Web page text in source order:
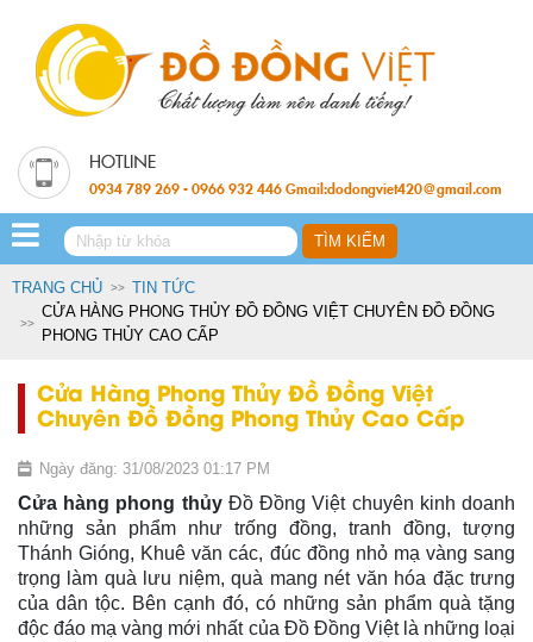
0934 789 269 - 0966 932 446 Gmail:dodongviet420@gmail.com
TRANG CHỦ
TIN TỨC
CỬA HÀNG PHONG THỦY ĐỒ ĐỒNG VIỆT CHUYÊN ĐỒ ĐỒNG
PHONG THỦY CAO CẤP
Cửa Hàng Phong Thủy Đồ Đồng Việt
Chuyên Đồ Đồng Phong Thủy Cao Cấp
Ngày đăng: 31/08/2023 01:17 PM
Cửa hàng phong thủyĐồ Đồng Việt chuyên kinh doanh
những sản phẩm như trống đồng, tranh đồng, tượng
Thánh Gióng, Khuê văn các, đúc đồng nhỏ mạ vàng sang
trọng làm quà lưu niệm, quà mang nét văn hóa đặc trưng
của dân tộc. Bên cạnh đó, có những sản phẩm quà tặng
độc đáo mạ vàng mới nhất của Đồ Đồng Việt là những loại